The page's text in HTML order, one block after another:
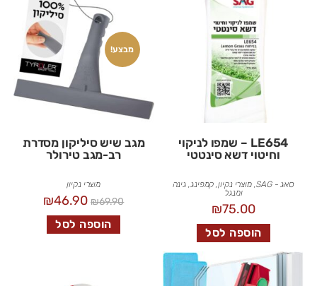
LE654 – שמפו לניקוי
וחיטוי דשא סינטטי
סאג - SAG , מוצרי נקיון, קמפינג, גינה
ומנגל
₪75.00
הוספה לסל
מבצע!
מגב שיש סיליקון מסדרת
רב-מגב טירולר
מוצרי נקיון
₪69.90
₪46.90
הוספה לסל